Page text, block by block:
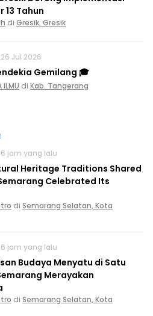
13 Tahun
di Gresik, Gresik
26 Jul 2026
Gemilang 🎓
ILMU di Kab. Tangerang
6 jam yang lalu
Heritage Traditions Shared
Celebrated Its
di Semarang Selatan, Kota
6 jam yang lalu
Budaya Menyatu di Satu
Merayakan
di Semarang Selatan, Kota